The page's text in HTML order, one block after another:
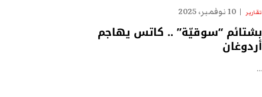
تقارير 10 نوفمبر، 2025
بشتائم “سوقيّة” .. كاتس يهاجم
أردوغان
…